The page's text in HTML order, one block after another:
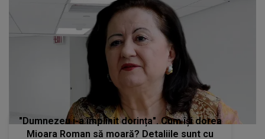
"Dumnezeu i-a împlinit dorința". Cum își dorea
Mioara Roman să moară? Detaliile sunt cu